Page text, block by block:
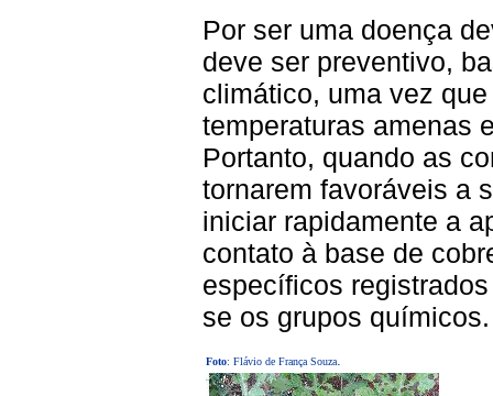
Por ser uma doença
deve ser preventivo,
climático, uma vez
temperaturas amenas
Portanto, quando as
tornarem favoráveis a
iniciar rapidamente a
contato à base de
específicos
se os grupos químicos.
Foto: Flávio de França Souza